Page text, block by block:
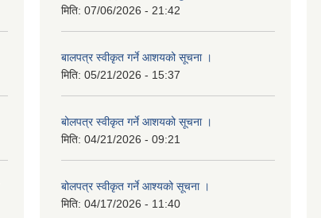
मिति: 07/06/2026 - 21:42
बालपत्र स्वीकृत गर्ने आशयको सूचना ।
मिति: 05/21/2026 - 15:37
बोलपत्र स्वीकृत गर्ने आशयको सूचना ।
मिति: 04/21/2026 - 09:21
बोलपत्र स्वीकृत गर्ने आश्यको सूचना ।
मिति: 04/17/2026 - 11:40